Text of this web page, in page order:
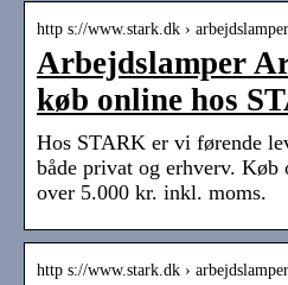
http s://www.stark.dk ›
Arbejdslamper
køb online hos
Hos STARK er vi førende
både privat og erhverv.
over 5.000 kr. inkl. moms.
http s://www.stark.dk ›